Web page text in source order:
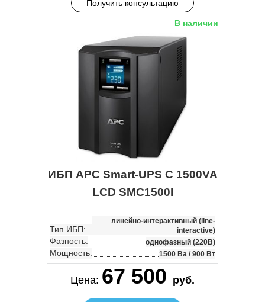
Получить консультацию
В наличии
ИБП APC Smart-UPS C 1500VA
LCD SMC1500I
Тип ИБП:
линейно-интерактивный (line-
interactive)
Фазность: однофазный (220В)
Мощность: 1500 Ва / 900 Вт
Цена: 67 500 руб.